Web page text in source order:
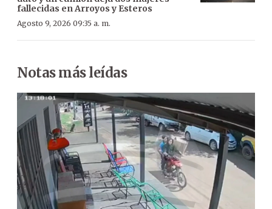
fallecidas en Arroyos y Esteros
Agosto 9, 2026 09:35 a. m.
Notas más leídas